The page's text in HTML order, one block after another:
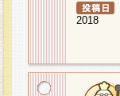
2018